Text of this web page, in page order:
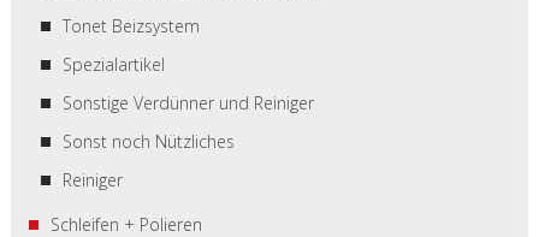
Tonet Beizsystem
Spezialartikel
Sonstige Verdünner und Reiniger
Sonst noch Nützliches
Reiniger
Schleifen + Polieren